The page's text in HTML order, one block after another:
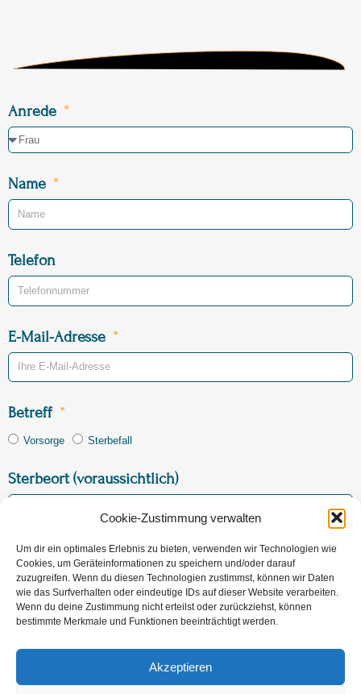
Cookie-Zustimmung verwalten
Um dir ein optimales Erlebnis zu bieten, verwenden wir Technologien wie
Cookies, um Geräteinformationen zu speichern und/oder darauf
zuzugreifen. Wenn du diesen Technologien zustimmst, können wir Daten
wie das Surfverhalten oder eindeutige IDs auf dieser Website verarbeiten.
Wenn du deine Zustimmung nicht erteilst oder zurückziehst, können
bestimmte Merkmale und Funktionen beeinträchtigt werden.
Akzeptieren
Anrede
Name
Telefon
E-Mail-Adresse
Betreff
Vorsorge Sterbefall
Sterbeort (voraussichtlich)
Nachricht
Jetzt Nachricht versenden